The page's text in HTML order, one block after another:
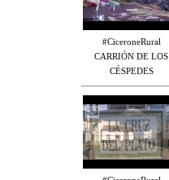
#CiceroneRural
CARRIÓN DE LOS
CÉSPEDES